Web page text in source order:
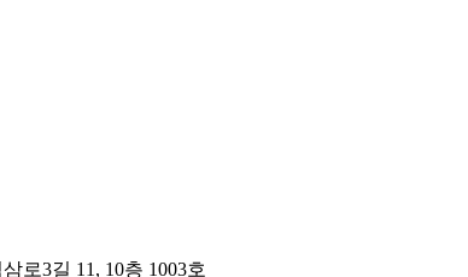
로3길 11, 10층 1003호